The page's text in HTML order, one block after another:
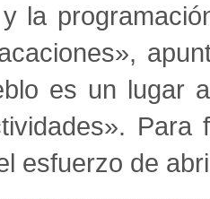
la
es un lugar
Para
esfuerzo de